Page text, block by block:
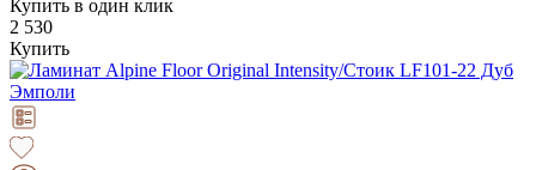
Купить в один клик
2 530
Купить